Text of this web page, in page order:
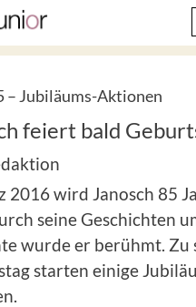
– Jubiläums-Aktionen
feiert bald
2016 wird Janosch 85
seine Geschichten
wurde er berühmt. Zu
starten einige